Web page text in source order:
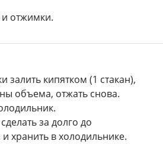
и отжимки.
кипятком (1 стакан),
объема, отжать снова.
за долго до
хранить в холодильнике.